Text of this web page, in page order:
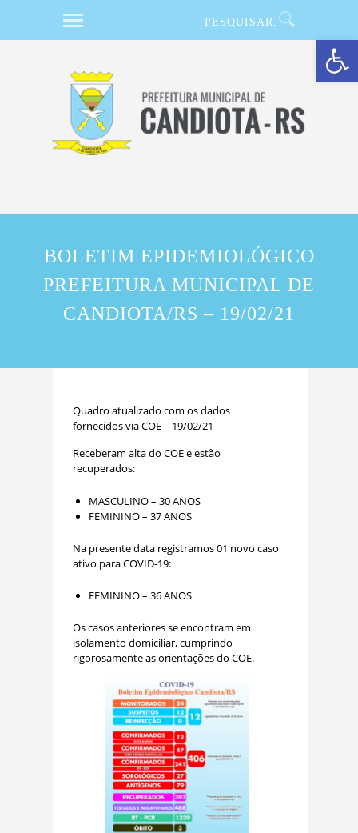
Barra de Ferramentas Aberta
BOLETIM EPIDEMIOLÓGICO
PREFEITURA MUNICIPAL DE
CANDIOTA/RS – 19/02/21
Quadro atualizado com os dados
fornecidos via COE – 19/02/21
Receberam alta do COE e estão
recuperados:
MASCULINO – 30 ANOS
FEMININO – 37 ANOS
Na presente data registramos 01 novo caso
ativo para COVID-19:
FEMININO – 36 ANOS
Os casos anteriores se encontram em
isolamento domiciliar, cumprindo
rigorosamente as orientações do COE.